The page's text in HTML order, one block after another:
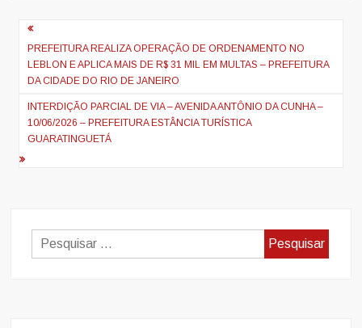
Navegação
de
artigos
PREFEITURA REALIZA OPERAÇÃO DE ORDENAMENTO NO
LEBLON E APLICA MAIS DE R$ 31 MIL EM MULTAS – PREFEITURA
DA CIDADE DO RIO DE JANEIRO
INTERDIÇÃO PARCIAL DE VIA – AVENIDA ANTÔNIO DA CUNHA –
10/06/2026 – PREFEITURA ESTÂNCIA TURÍSTICA
GUARATINGUETÁ
Pesquisar
por: